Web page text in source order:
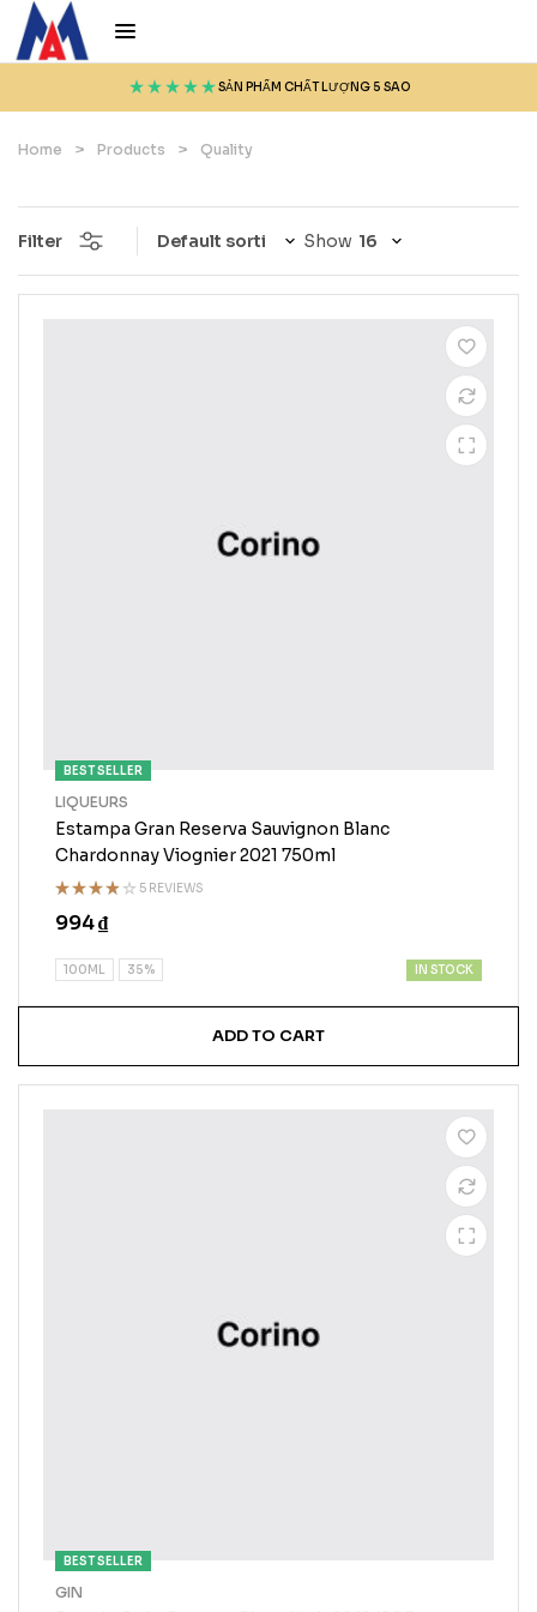
SẢN PHẨM CHẤT LƯỢNG 5 SAO
Home > Products > Quality
Filter Show
BEST SELLER
Estampa Gran Reserva Sauvignon Blanc
Chardonnay Viognier 2021 750ml
Rated
3.75
5
5 REVIEWS
LIQUEURS
994₫
100ML 35% IN STOCK
ADD TO CART
BEST SELLER
GIN